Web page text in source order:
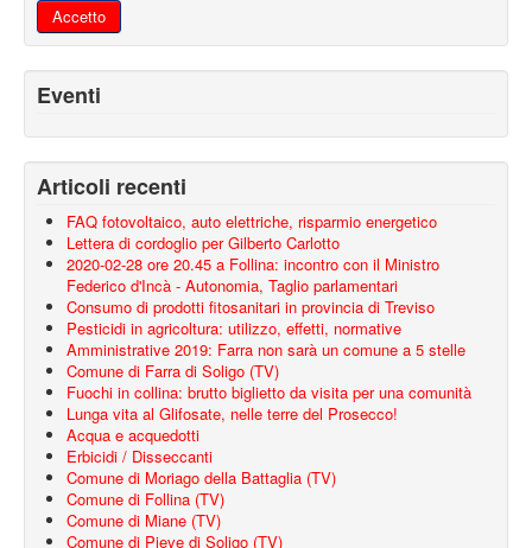
Accetto
Eventi
Articoli recenti
FAQ fotovoltaico, auto elettriche, risparmio energetico
Lettera di cordoglio per Gilberto Carlotto
2020-02-28 ore 20.45 a Follina: incontro con il Ministro
Federico d'Incà - Autonomia, Taglio parlamentari
Consumo di prodotti fitosanitari in provincia di Treviso
Pesticidi in agricoltura: utilizzo, effetti, normative
Amministrative 2019: Farra non sarà un comune a 5 stelle
Comune di Farra di Soligo (TV)
Fuochi in collina: brutto biglietto da visita per una comunità
Lunga vita al Glifosate, nelle terre del Prosecco!
Acqua e acquedotti
Erbicidi / Disseccanti
Comune di Moriago della Battaglia (TV)
Comune di Follina (TV)
Comune di Miane (TV)
Comune di Pieve di Soligo (TV)